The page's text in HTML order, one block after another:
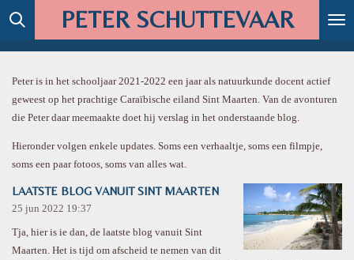
Ga
naar
PETER SCHUTTEVAAR
Peter is in het schooljaar 2021-2022 een jaar als natuurkunde docent actief
geweest op het prachtige Caraïbische eiland Sint Maarten. Van de avonturen
die Peter daar meemaakte doet hij verslag in het onderstaande blog.
Hieronder volgen enkele updates. Soms een verhaaltje, soms een filmpje,
soms een paar fotoos, soms van alles wat.
LAATSTE BLOG VANUIT SINT MAARTEN
25 jun 2022 19:37
Tja, hier is ie dan, de laatste blog vanuit Sint
Maarten. Het is tijd om afscheid te nemen van dit